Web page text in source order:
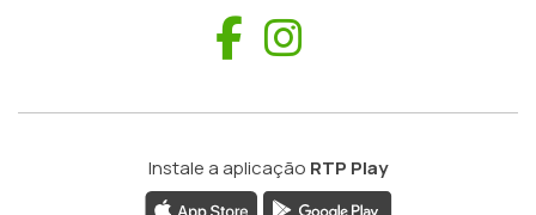
Facebook
Instale a aplicação RTP Play